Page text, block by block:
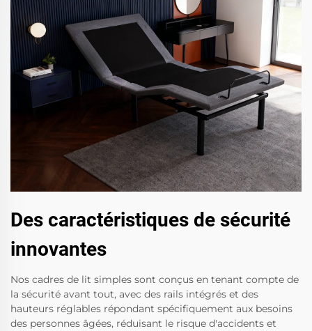
Des caractéristiques de sécurité
innovantes
Nos cadres de lit simples sont conçus en tenant compte de
la sécurité avant tout, avec des rails intégrés et des
hauteurs réglables répondant spécifiquement aux besoins
des personnes âgées, réduisant le risque d'accidents et